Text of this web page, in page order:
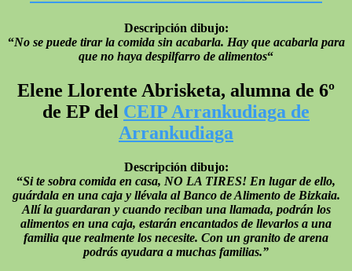
Descripción dibujo:
“No se puede tirar la comida sin acabarla. Hay que acabarla para
que no haya despilfarro de alimentos“
Elene Llorente Abrisketa, alumna de 6º
de EP del CEIP Arrankudiaga de
Arrankudiaga
Descripción dibujo:
“Si te sobra comida en casa, NO LA TIRES! En lugar de ello,
guárdala en una caja y llévala al Banco de Alimento de Bizkaia.
Allí la guardaran y cuando reciban una llamada, podrán los
alimentos en una caja, estarán encantados de llevarlos a una
familia que realmente los necesite. Con un granito de arena
podrás ayudara a muchas familias.”